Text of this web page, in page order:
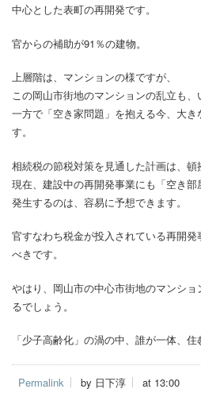
中心とした表町の再開発です。
官からの補助が91％の建物。
上層階は、マンションの様ですが、
この岡山市街地のマンションの乱立も、
一方で「空き家問題」を抱える今、大
す。
相続税の節税対策を見通した計画は、頓
現在、建設中の再開発事業にも「空き
発生するのは、容易に予想できます。
官すなわち税金が投入されている再開
べきです。
やはり、岡山市の中心市街地のマンシ
るでしょう。
「少子高齢化」の渦の中、誰が一体、
Permalink by 日下淳 at 13:00